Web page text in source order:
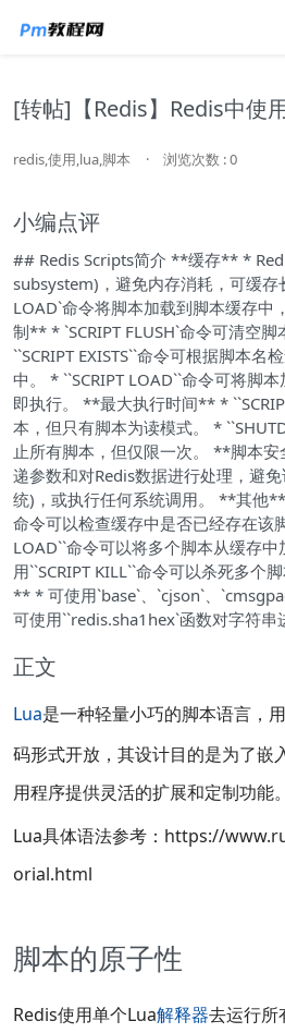
[转帖]【Redis】Redis中使
redis,使用,lua,脚本 · 浏览次数 : 0
小编点评
## Redis Scripts简介 **缓存** *
subsystem)，避免内存消耗，可缓存
LOAD`命令将脚本加载到脚本缓存
制** * `SCRIPT FLUSH`命令可清空
``SCRIPT EXISTS``命令可根据脚本名
中。 * ``SCRIPT LOAD``命令可将脚
即执行。 **最大执行时间** *
本，但只有脚本为读模式。 *
止所有脚本，但仅限一次。 **脚本
递参数和对Redis数据进行处理，避
统)，或执行任何系统调用。 **其他**
命令可以检查缓存中是否已经存在该
LOAD``命令可以将多个脚本从缓存
用``SCRIPT KILL``命令可以杀死多个
** * 可使用`base`、`cjson`、
可使用``redis.sha1hex`函数对字符串
正文
Lua是一种轻量小巧的脚本语言，
码形式开放，其设计目的是为了嵌
用程序提供灵活的扩展和定制功能。
Lua具体语法参考：https://
orial.html
脚本的原子性
Redis使用单个Lua解释器去运行所